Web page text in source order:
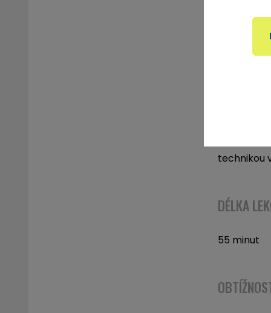
technikou
DÉLKA
55 minut